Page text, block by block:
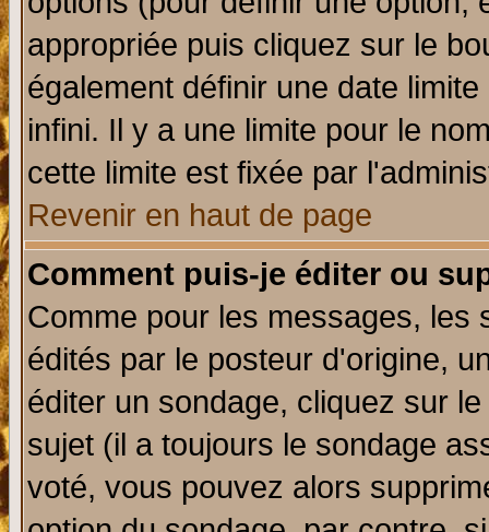
appropriée puis cliquez sur le
également définir une date
infini. Il y a une limite pour le
cette limite est fixée par
Revenir en haut de page
Comment puis-je éditer ou
Comme pour les messages, les
édités par le posteur d'origine,
éditer un sondage, cliquez sur
sujet (il a toujours le sondage
voté, vous pouvez alors